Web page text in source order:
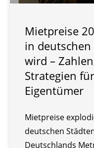
Mietpreise
in
wird –
Strategien
Eigentümer
Mietpreise
deutschen
Deutschlands